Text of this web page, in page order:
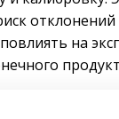
на